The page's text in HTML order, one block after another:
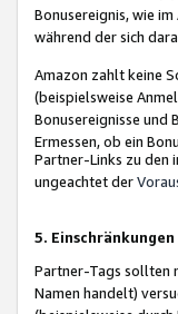
Bonusereignis, wie
während der sich
Amazon zahlt keine
(beispielsweise
Bonusereignisse und
Ermessen, ob ein
Partner-Links zu den
ungeachtet der
5.
Partner-Tags sollten
Namen handelt)